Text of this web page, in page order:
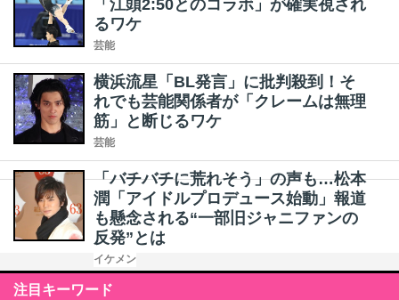
「江頭2:50とのコラボ」が確実視され
るワケ
芸能
横浜流星「BL発言」に批判殺到！そ
れでも芸能関係者が「クレームは無理
筋」と断じるワケ
芸能
「バチバチに荒れそう」の声も…松本
潤「アイドルプロデュース始動」報道
も懸念される“一部旧ジャニファンの
反発”とは
イケメン
注目キーワード